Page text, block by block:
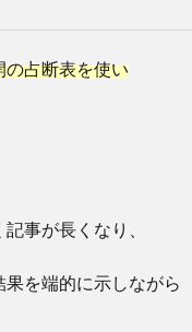
の占断表を使い
事が長くなり、
を端的に示しながら